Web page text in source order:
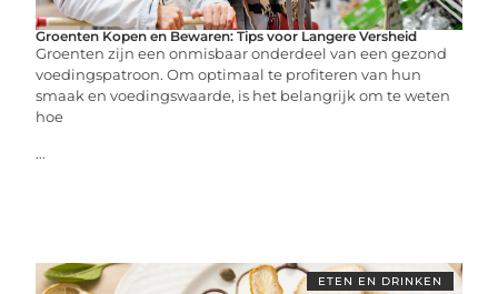
Groenten Kopen en Bewaren: Tips voor Langere Versheid
Groenten zijn een onmisbaar onderdeel van een gezond
voedingspatroon. Om optimaal te profiteren van hun
smaak en voedingswaarde, is het belangrijk om te weten
hoe
...
ETEN EN DRINKEN